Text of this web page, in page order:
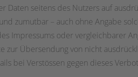
Daten seitens des Nutzers auf
zumutbar – auch ohne Angabe
Impressums oder vergleichbarer
zur Übersendung von nicht
bei Verstössen gegen dieses